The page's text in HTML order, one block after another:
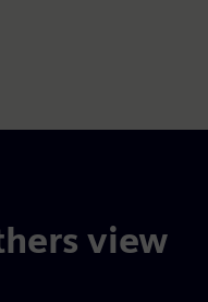
view